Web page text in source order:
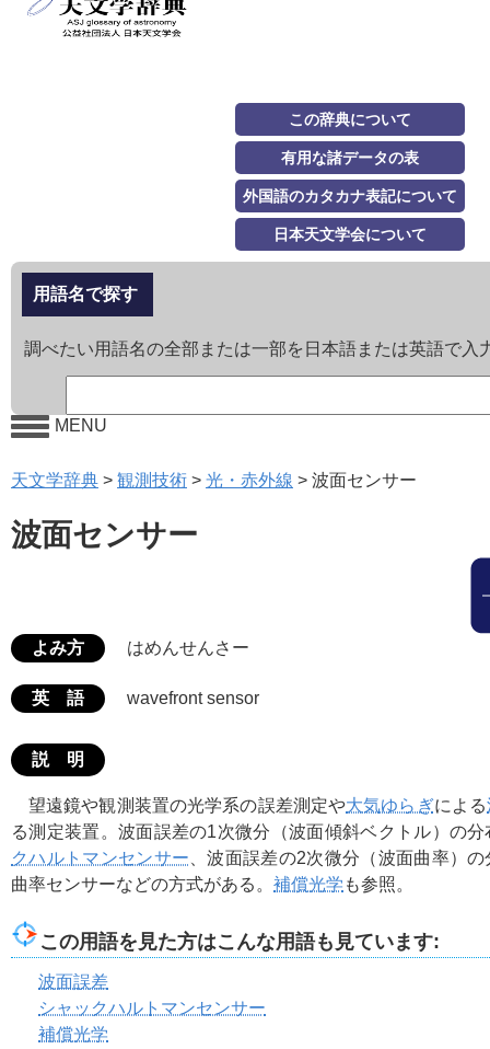
この辞典について
有用な諸データの表
外国語のカタカナ表記について
日本天文学会について
用語名で探す
調べたい用語名の全部または一部を日本語または英語で入
MENU
天文学辞典 > 観測技術 > 光・赤外線 > 波面センサー
波面センサー
よみ方 はめんせんさー
英 語 wavefront sensor
説 明
望遠鏡や観測装置の光学系の誤差測定や大気ゆらぎによる
る測定装置。波面誤差の1次微分（波面傾斜ベクトル）の
クハルトマンセンサー 、波面誤差の2次微分（波面曲率）
曲率センサーなどの方式がある。 補償光学 も参照。
この用語を見た方はこんな用語も見ています:
波面誤差
シャックハルトマンセンサー
補償光学